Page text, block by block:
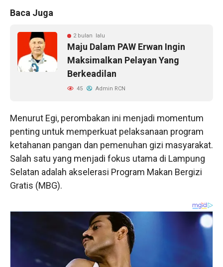
Baca Juga
2 bulan lalu
Maju Dalam PAW Erwan Ingin
Maksimalkan Pelayan Yang
Berkeadilan
45 Admin RCN
Menurut Egi, perombakan ini menjadi momentum
penting untuk memperkuat pelaksanaan program
ketahanan pangan dan pemenuhan gizi masyarakat.
Salah satu yang menjadi fokus utama di Lampung
Selatan adalah akselerasi Program Makan Bergizi
Gratis (MBG).